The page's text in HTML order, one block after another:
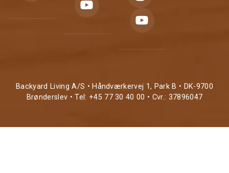
Backyard Living A/S • Håndværkervej 1, Park B • DK-9700
Brønderslev • Tel: +45 77 30 40 00 • Cvr.: 37896047